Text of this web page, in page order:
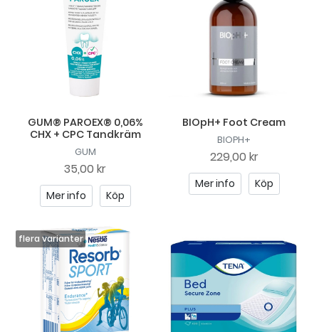
GUM® PAROEX® 0,06%
CHX + CPC Tandkräm
GUM
35,00 kr
Mer info Köp
BIOpH+ Foot Cream
BIOPH+
229,00 kr
Mer info Köp